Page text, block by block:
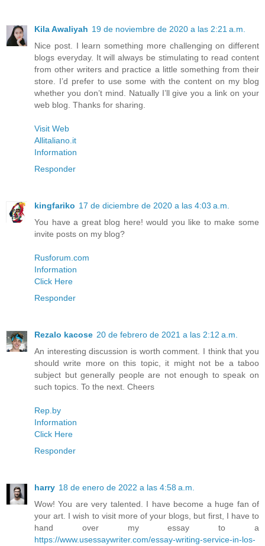
Kila Awaliyah 19 de noviembre de 2020 a las 2:21 a.m.
Nice post. I learn something more challenging on different
blogs everyday. It will always be stimulating to read content
from other writers and practice a little something from their
store. I’d prefer to use some with the content on my blog
whether you don’t mind. Natually I’ll give you a link on your
web blog. Thanks for sharing.
Visit Web
Allitaliano.it
Information
Responder
kingfariko 17 de diciembre de 2020 a las 4:03 a.m.
You have a great blog here! would you like to make some
invite posts on my blog?
Rusforum.com
Information
Click Here
Responder
Rezalo kacose 20 de febrero de 2021 a las 2:12 a.m.
An interesting discussion is worth comment. I think that you
should write more on this topic, it might not be a taboo
subject but generally people are not enough to speak on
such topics. To the next. Cheers
Rep.by
Information
Click Here
Responder
harry 18 de enero de 2022 a las 4:58 a.m.
Wow! You are very talented. I have become a huge fan of
your art. I wish to visit more of your blogs, but first, I have to
hand over my essay to a
https://www.usessaywriter.com/essay-writing-service-in-los-